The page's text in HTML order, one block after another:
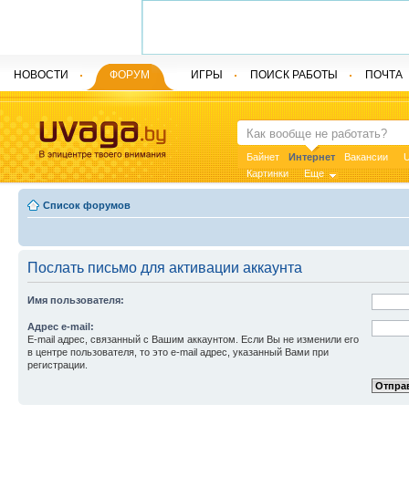
Байнет Интернет Вакансии
Картинки
Еще
НОВОСТИ ФОРУМ ИГРЫ ПОИСК РАБОТЫ ПОЧТА
Список форумов
Послать письмо для активации аккаунта
Имя пользователя:
Адрес e-mail:
E-mail адрес, связанный с Вашим аккаунтом. Если Вы не изменили его
в центре пользователя, то это e-mail адрес, указанный Вами при
регистрации.